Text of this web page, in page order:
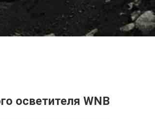
осветителя WNB